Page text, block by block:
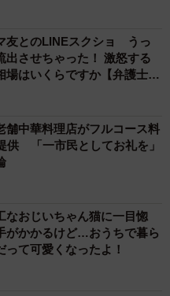
友とのLINEスクショ うっ
出させちゃった！ 激怒する
はいくらですか【弁護士が
舗中華料理店がフルコース料
供 「一市民としてお礼を」
なおじいちゃん猫に一目惚
かかるけど…おうちで暮ら
て可愛くなったよ！